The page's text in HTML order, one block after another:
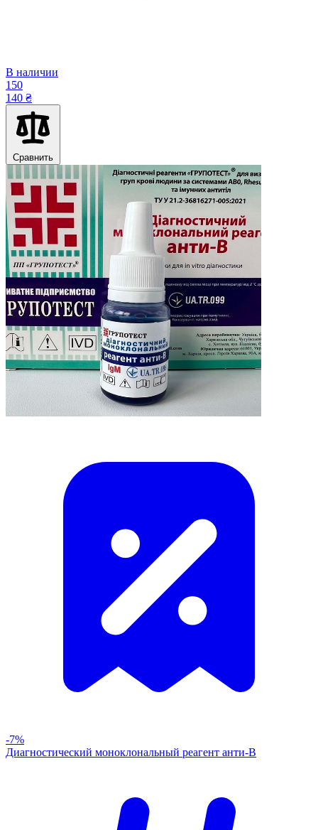
В наличии
150
140 ₴
Сравнить
-7%
Диагностический моноклональный реагент анти-В